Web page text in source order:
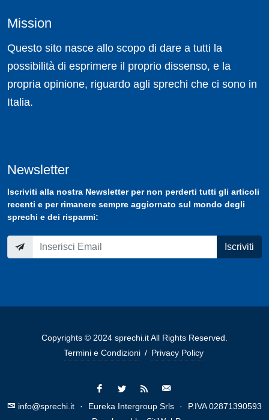
Mission
Questo sito nasce allo scopo di dare a tutti la
possibilità di esprimere il proprio dissenso, e la
propria opinione, riguardo agli sprechi che ci sono in
Italia.
Newsletter
Iscriviti alla nostra Newsletterper non perderti tutti gli articoli
recenti e per rimanere sempre aggiornato sul mondo degli
sprechi e dei risparmi:
Iscriviti
Copyrights © 2024 sprechi.it All Rights Reserved.
Termini e Condizioni / Privacy Policy
info@sprechi.it · Eureka Intergroup Srls ·
P.IVA 02871390593